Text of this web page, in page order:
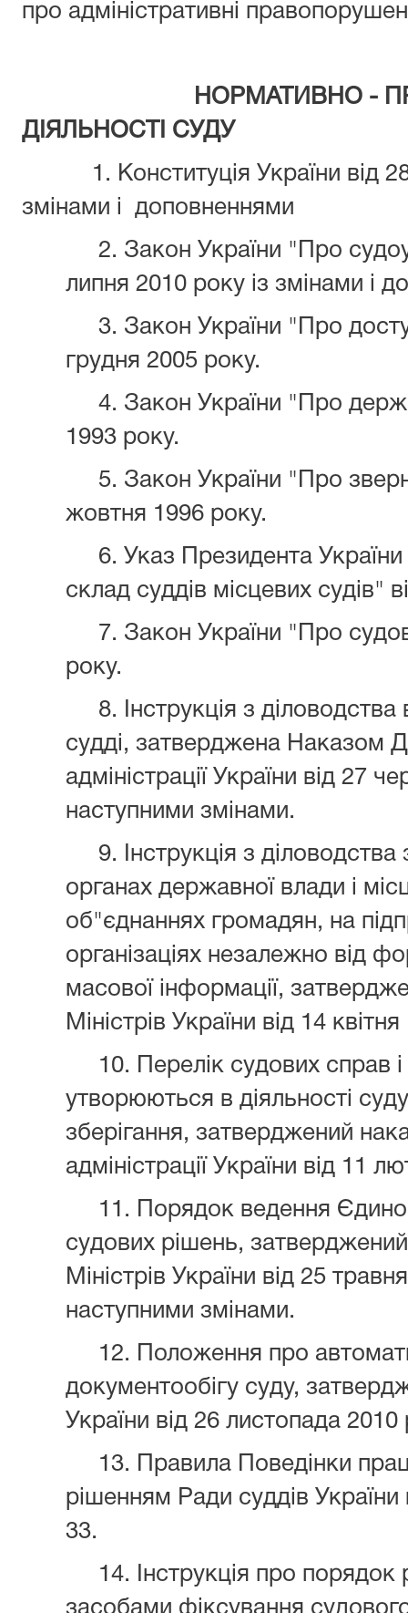
про адміністративні
НОРМАТИВНО -
ДІЯЛЬНОСТІ СУДУ
1. Конституція України від
змінами і
2. Закон України "Про
липня 2010 року із змінами і
3. Закон України "Про
грудня 2005 року.
4. Закон України "Про
1993 року.
5. Закон України "Про
жовтня 1996 року.
6. Указ Президента
склад суддів місцевих судів"
7. Закон України "Про
року.
8. Інструкція з
судді, затверджена Наказом
адміністрації України від 27
наступними змінами.
9. Інструкція з
органах державної влади і
об"єднаннях громадян, на
організаціях незалежно від
масової інформації,
Міністрів України від 14
10. Перелік судових справ
утворюються в діяльності
зберігання, затверджений
адміністрації України від 11
11. Порядок ведення
судових рішень,
Міністрів України від 25
наступними змінами.
12. Положення про
документообігу суду,
України від 26 листопада
13. Правила Поведінки
рішенням Ради суддів
33.
14. Інструкція про порядок
засобами фіксування